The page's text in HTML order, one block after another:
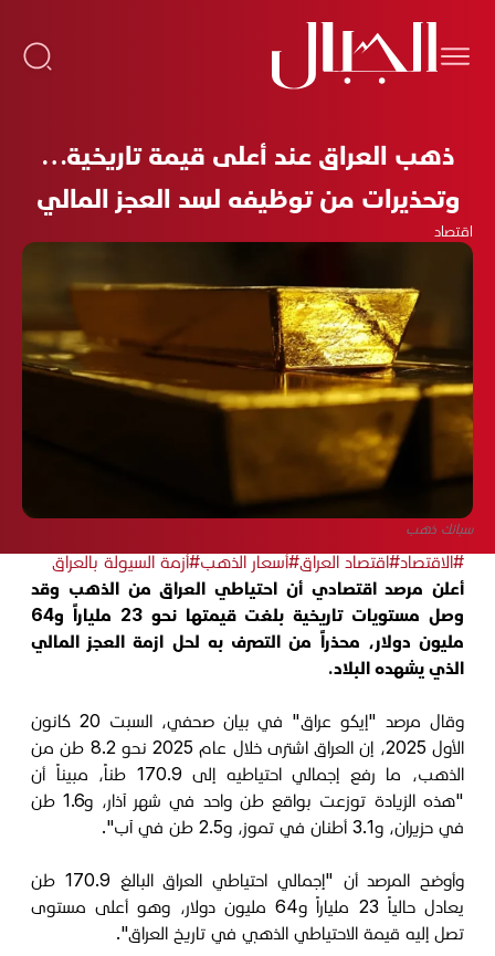
ذهب العراق عند أعلى قيمة تاريخية…
وتحذيرات من توظيفه لسد العجز المالي
اقتصاد
سبائك ذهب
#الاقتصاد#اقتصاد العراق#أسعار الذهب#أزمة السيولة بالعراق
أعلن مرصد اقتصادي أن احتياطي العراق من الذهب وقد
وصل مستويات تاريخية بلغت قيمتها نحو 23 ملياراً و64
مليون دولار، محذراً من التصرف به لحل ازمة العجز المالي
الذي يشهده البلاد.
وقال مرصد "إيكو عراق" في بيان صحفي، السبت 20 كانون
الأول 2025، إن العراق اشترى خلال عام 2025 نحو 8.2 طن من
الذهب، ما رفع إجمالي احتياطيه إلى 170.9 طناً، مبيناً أن
"هذه الزيادة توزعت بواقع طن واحد في شهر آذار، و1.6 طن
في حزيران، و3.1 أطنان في تموز، و2.5 طن في آب".
وأوضح المرصد أن "إجمالي احتياطي العراق البالغ 170.9 طن
يعادل حالياً 23 ملياراً و64 مليون دولار، وهو أعلى مستوى
تصل إليه قيمة الاحتياطي الذهبي في تاريخ العراق".